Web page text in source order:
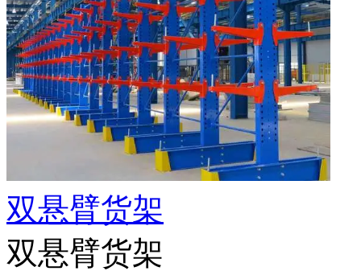
双悬臂货架
双悬臂货架